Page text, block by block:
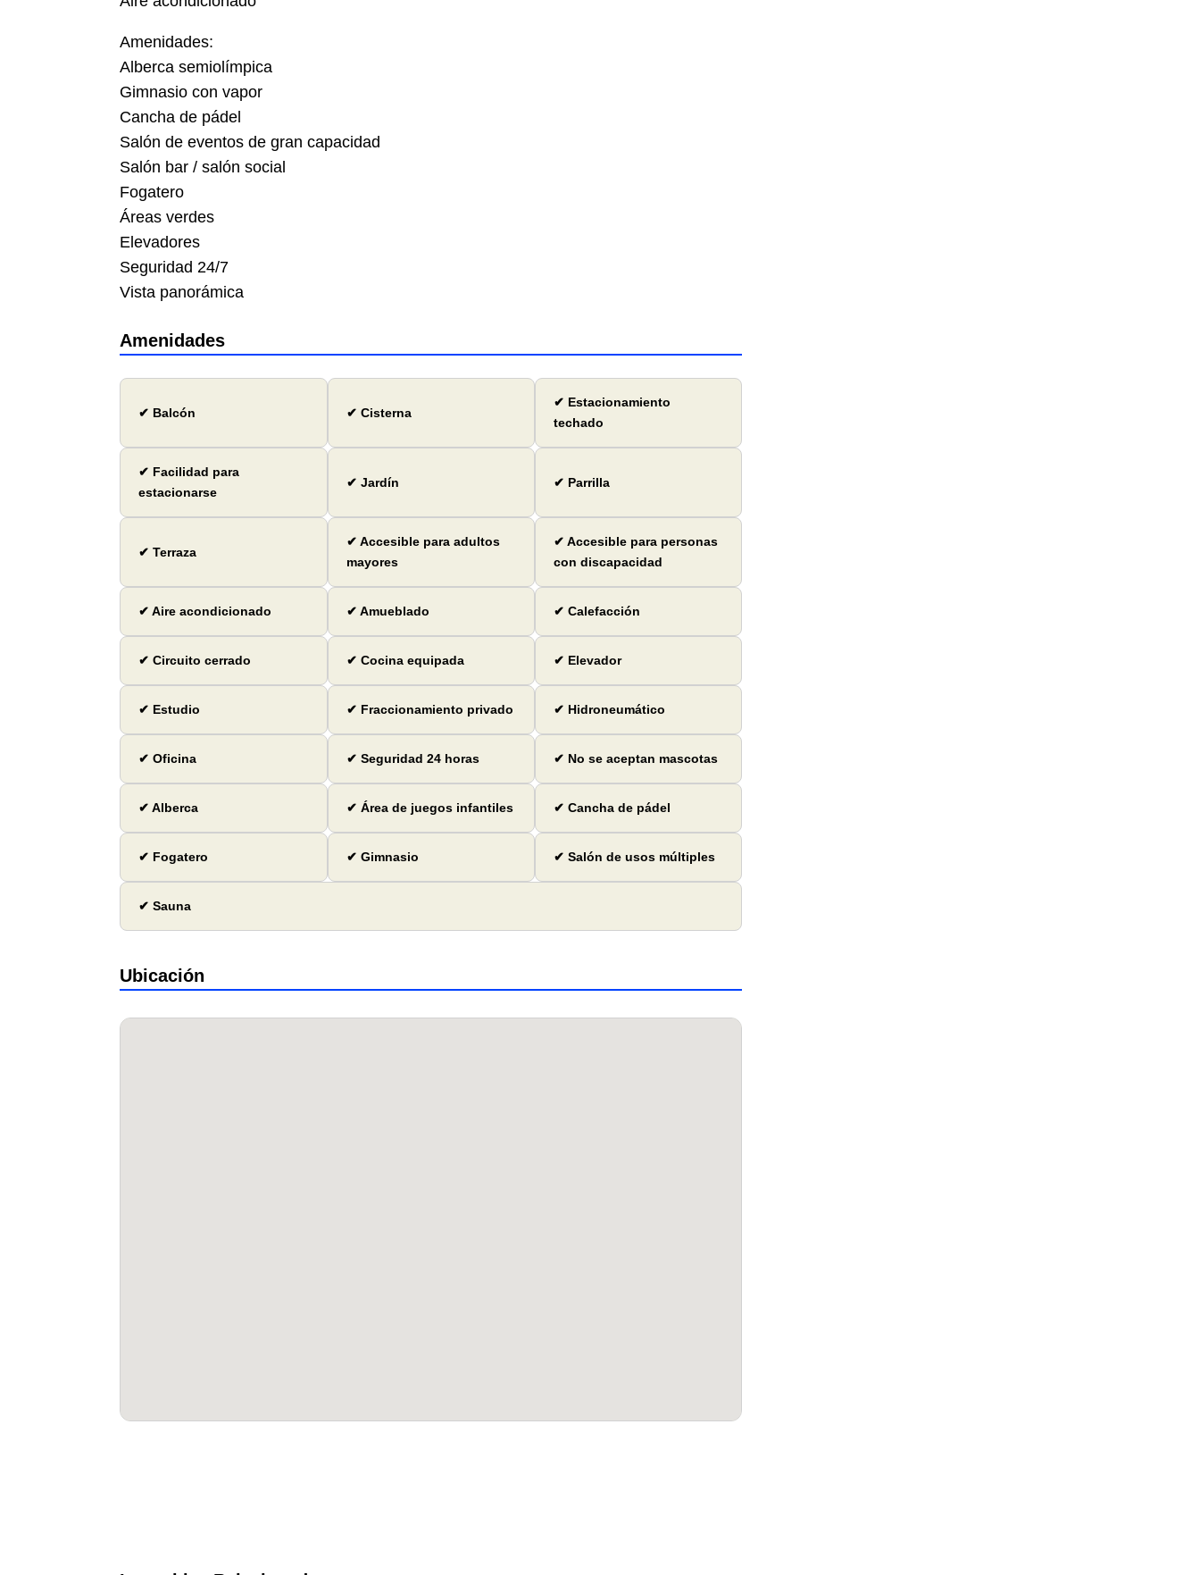
Amenidades:
Alberca semiolímpica
Gimnasio con vapor
Cancha de pádel
Salón de eventos de gran capacidad
Salón bar / salón social
Fogatero
Áreas verdes
Elevadores
Seguridad 24/7
Vista panorámica
Amenidades
✔ Balcón ✔ Cisterna
✔ Estacionamiento
techado
✔ Facilidad para
estacionarse
✔ Jardín ✔ Parrilla
✔ Terraza
✔ Accesible para adultos
mayores
✔ Accesible para personas
con discapacidad
✔ Aire acondicionado ✔ Amueblado ✔ Calefacción
✔ Circuito cerrado ✔ Cocina equipada ✔ Elevador
✔ Estudio ✔ Fraccionamiento privado ✔ Hidroneumático
✔ Oficina ✔ Seguridad 24 horas ✔ No se aceptan mascotas
✔ Alberca ✔ Área de juegos infantiles ✔ Cancha de pádel
✔ Fogatero ✔ Gimnasio ✔ Salón de usos múltiples
✔ Sauna
Ubicación